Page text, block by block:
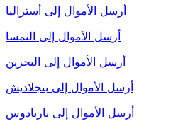
أرسل الأموال إلى أستراليا
أرسل الأموال إلى النمسا
أرسل الأموال إلى البحرين
أرسل الأموال إلى بنجلاديش
أرسل الأموال إلى باربادوس